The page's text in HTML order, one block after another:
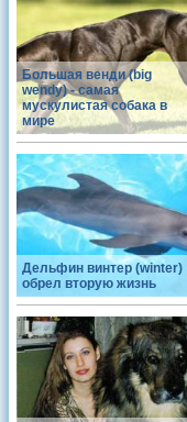
Большая венди (big
wendy) - самая
мускулистая собака в
мире
Дельфин винтер (winter)
обрел вторую жизнь